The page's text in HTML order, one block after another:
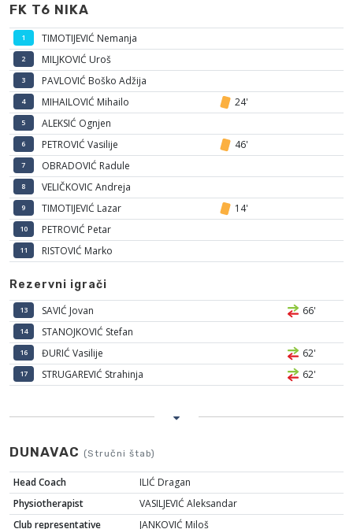
FK T6 NIKA
1 TIMOTIJEVIĆ Nemanja
2 MILJKOVIĆ Uroš
3 PAVLOVIĆ Boško Adžija
4 MIHAILOVIĆ Mihailo 24'
5 ALEKSIĆ Ognjen
6 PETROVIĆ Vasilije 46'
7 OBRADOVIĆ Radule
8 VELIČKOVIC Andreja
9 TIMOTIJEVIĆ Lazar 14'
10 PETROVIĆ Petar
11 RISTOVIĆ Marko
Rezervni igrači
13 SAVIĆ Jovan 66'
14 STANOJKOVIĆ Stefan
16 ĐURIĆ Vasilije 62'
17 STRUGAREVIĆ Strahinja 62'
DUNAVAC (Stručni štab)
Head Coach
ILIĆ Dragan
Physiotherapist
VASILJEVIĆ Aleksandar
Club representative
JANKOVIĆ Miloš